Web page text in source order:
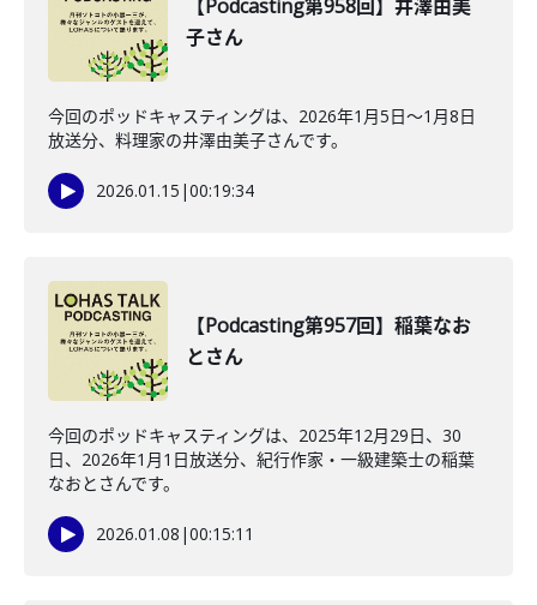
【Podcasting第958回】井澤由美
子さん
今回のポッドキャスティングは、2026年1月5日〜1月8日
放送分、料理家の井澤由美子さんです。
2026.01.15 |00:19:34
【Podcasting第957回】稲葉なお
とさん
今回のポッドキャスティングは、2025年12月29日、30
日、2026年1月1日放送分、紀行作家・一級建築士の稲葉
なおとさんです。
2026.01.08 |00:15:11